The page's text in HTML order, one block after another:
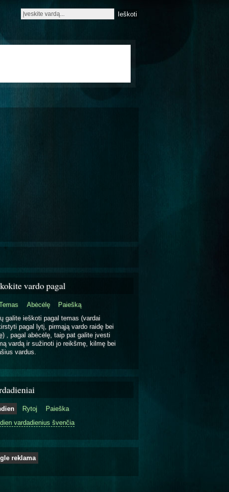
vardo pagal
Abėcėlę
Paiešką
galite ieškoti pagal temas (vardai
pagal lytį, pirmąją vardo raidę bei
, pagal abėcėlę, taip pat galite įvesti
vardą ir sužinoti jo reikšmę, kilmę bei
vardus.
Rytoj
Paieška
vardadienius švenčia
reklama